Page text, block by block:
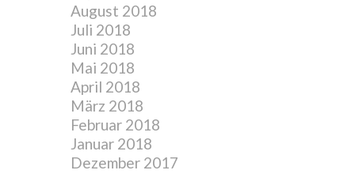
August 2018
Juli 2018
Juni 2018
Mai 2018
April 2018
März 2018
Februar 2018
Januar 2018
Dezember 2017